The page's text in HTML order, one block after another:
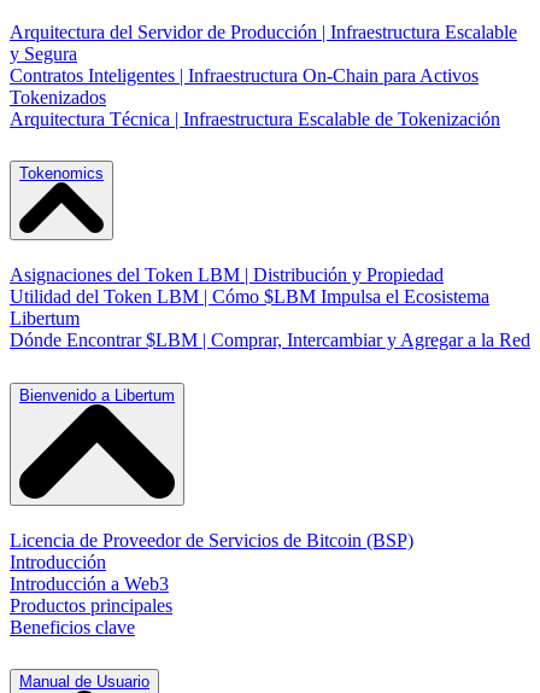
Arquitectura del Servidor de Producción | Infraestructura Escalable
y Segura
Contratos Inteligentes | Infraestructura On-Chain para Activos
Tokenizados
Arquitectura Técnica | Infraestructura Escalable de Tokenización
Tokenomics
Asignaciones del Token LBM | Distribución y Propiedad
Utilidad del Token LBM | Cómo $LBM Impulsa el Ecosistema
Libertum
Dónde Encontrar $LBM | Comprar, Intercambiar y Agregar a la Red
Bienvenido a Libertum
Licencia de Proveedor de Servicios de Bitcoin (BSP)
Introducción
Introducción a Web3
Productos principales
Beneficios clave
Manual de Usuario